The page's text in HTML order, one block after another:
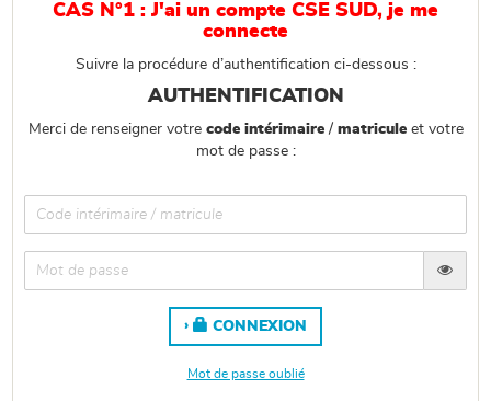
CAS N°1 : J'ai un compte CSE SUD, je me
connecte
Suivre la procédure d’authentification ci-dessous :
AUTHENTIFICATION
Merci de renseigner votre code intérimaire/ matriculeet votre
mot de passe :
CONNEXION
Mot de passe oublié